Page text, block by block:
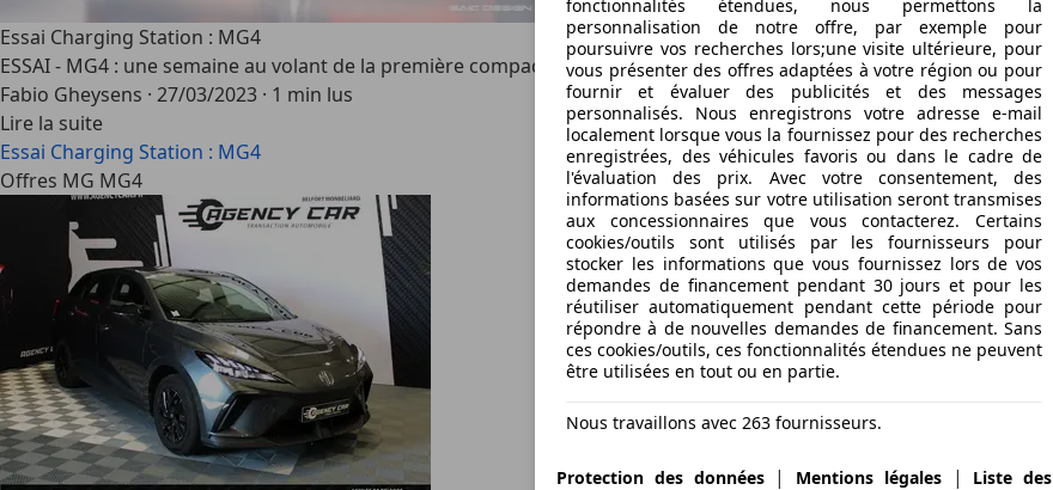
Essai Charging Station : MG4
ESSAI - MG4 : une semaine au volant de la première compacte électrique accessible !
Fabio Gheysens · 27/03/2023 · 1 min lus
Lire la suite
Essai Charging Station : MG4
Offres MG MG4
fonctionnalités étendues, nous permettons la
personnalisation de notre offre, par exemple pour
poursuivre vos recherches lors;une visite ultérieure, pour
vous présenter des offres adaptées à votre région ou pour
fournir et évaluer des publicités et des messages
personnalisés. Nous enregistrons votre adresse e-mail
localement lorsque vous la fournissez pour des recherches
enregistrées, des véhicules favoris ou dans le cadre de
l'évaluation des prix. Avec votre consentement, des
informations basées sur votre utilisation seront transmises
aux concessionnaires que vous contacterez. Certains
cookies/outils sont utilisés par les fournisseurs pour
stocker les informations que vous fournissez lors de vos
demandes de financement pendant 30 jours et pour les
réutiliser automatiquement pendant cette période pour
répondre à de nouvelles demandes de financement. Sans
ces cookies/outils, ces fonctionnalités étendues ne peuvent
être utilisées en tout ou en partie.
Nous travaillons avec 263 fournisseurs.
Protection des données| Mentions légales|
Liste des